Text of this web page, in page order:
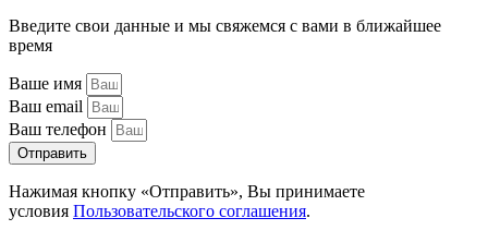
Введите свои данные и мы свяжемся с вами в ближайшее
время
Ваше имя
Ваш email
Ваш телефон
Отправить
Нажимая кнопку «Отправить», Вы принимаете
условия Пользовательского соглашения.